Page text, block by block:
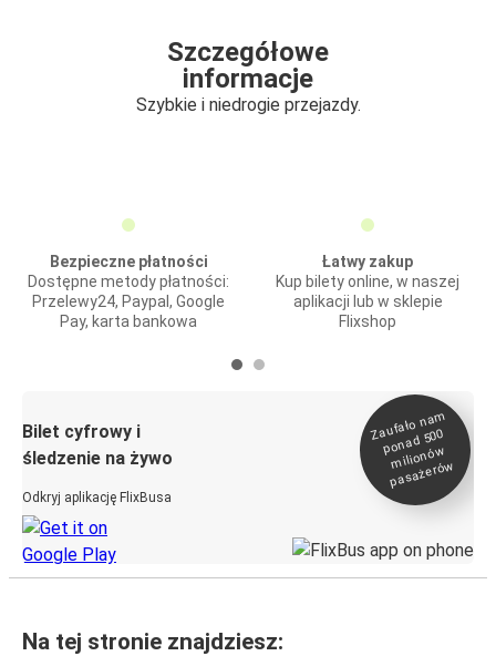
Szczegółowe
informacje
Szybkie i niedrogie przejazdy.
Bezpieczne płatności
Dostępne metody płatności:
Przelewy24, Paypal, Google
Pay, karta bankowa
Łatwy zakup
Kup bilety online, w naszej
aplikacji lub w sklepie
Flixshop
Bilet cyfrowy i
śledzenie na żywo
Odkryj aplikację FlixBusa
Zaufało na
m
ponad 500
milionó
w
pasażeró
w
Na tej stronie znajdziesz: